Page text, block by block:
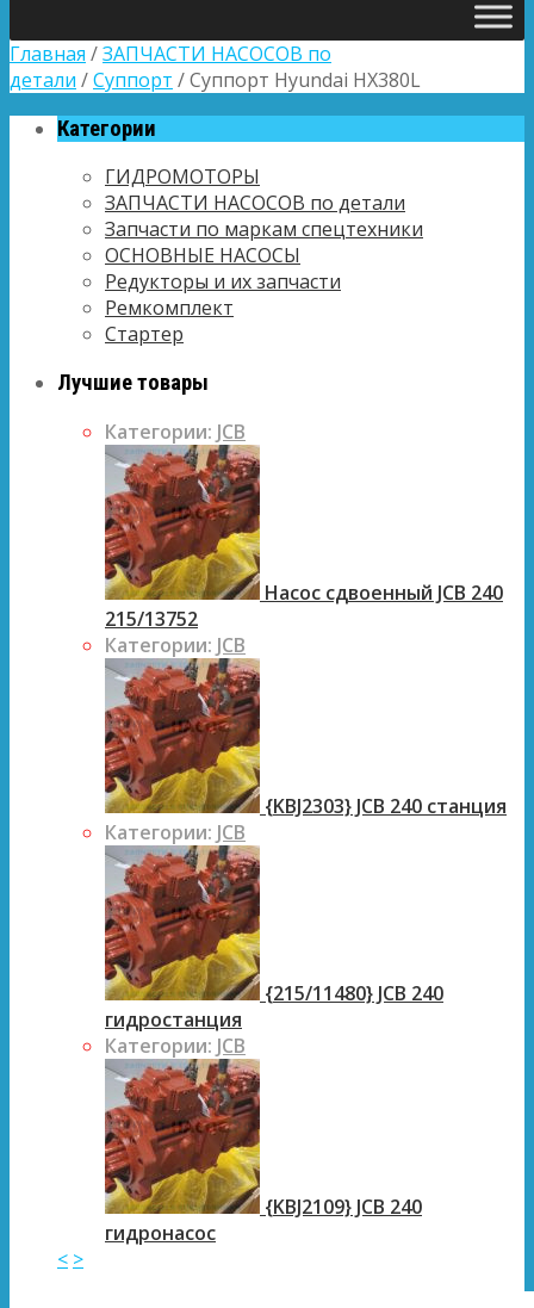
Главная /ЗАПЧАСТИ НАСОСОВ по
детали /Суппорт / Суппорт Hyundai HX380L
Категории
ГИДРОМОТОРЫ
ЗАПЧАСТИ НАСОСОВ по детали
Запчасти по маркам спецтехники
ОСНОВНЫЕ НАСОСЫ
Редукторы и их запчасти
Ремкомплект
Стартер
Лучшие товары
Категории: JCB
Насос сдвоенный JCB 240
215/13752
Категории: JCB
{KBJ2303} JCB 240 станция
Категории: JCB
{215/11480} JCB 240
гидростанция
Категории: JCB
{KBJ2109} JCB 240
гидронасос
< >